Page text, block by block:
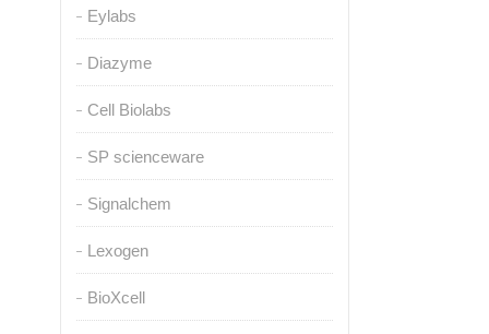
Eylabs
Diazyme
Cell Biolabs
SP scienceware
Signalchem
Lexogen
BioXcell